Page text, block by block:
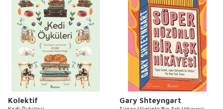
Kolektif Gary Shteyngart